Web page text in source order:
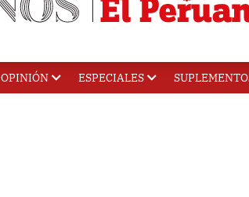
OPINIÓN ESPECIALES